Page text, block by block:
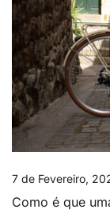
7 de Fevereiro,
Como é que